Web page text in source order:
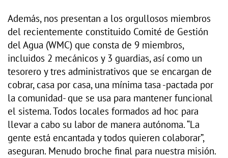
Además, nos presentan a los orgullosos miembros
del recientemente constituido Comité de Gestión
del Agua (WMC) que consta de 9 miembros,
incluidos 2 mecánicos y 3 guardias, así como un
tesorero y tres administrativos que se encargan de
cobrar, casa por casa, una mínima tasa -pactada por
la comunidad- que se usa para mantener funcional
el sistema. Todos locales formados ad hoc para
llevar a cabo su labor de manera autónoma. “La
gente está encantada y todos quieren colaborar”,
aseguran. Menudo broche final para nuestra misión.